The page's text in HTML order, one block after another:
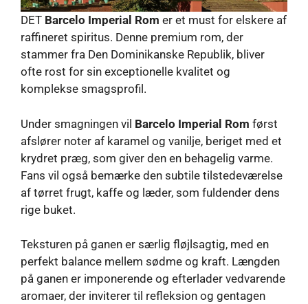
DET Barcelo Imperial Rom er et must for elskere af
raffineret spiritus. Denne premium rom, der
stammer fra Den Dominikanske Republik, bliver
ofte rost for sin exceptionelle kvalitet og
komplekse smagsprofil.
Under smagningen vil Barcelo Imperial Rom først
afslører noter af karamel og vanilje, beriget med et
krydret præg, som giver den en behagelig varme.
Fans vil også bemærke den subtile tilstedeværelse
af tørret frugt, kaffe og læder, som fuldender dens
rige buket.
Teksturen på ganen er særlig fløjlsagtig, med en
perfekt balance mellem sødme og kraft. Længden
på ganen er imponerende og efterlader vedvarende
aromaer, der inviterer til refleksion og gentagen